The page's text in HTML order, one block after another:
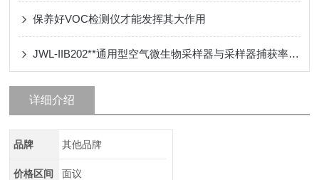
保养好VOC检测仪才能发挥其大作用
JWL-IIB202**通用型空气微生物采样器与采样器捕获率比较
详细介绍
品牌 其他品牌
价格区间 面议